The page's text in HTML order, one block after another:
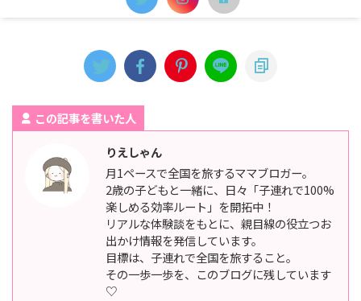
この記事を書いた人
りえしゃん
月1ペースで全国を旅するママブロガー。
2歳の子どもと一緒に、日々「子連れで100%
楽しめる効率ルート」を開拓中！
リアルな体験談をもとに、親目線の役立つお
出かけ情報を発信しています。
目標は、子連れで全国を旅すること。
その一歩一歩を、このブログに残しています
♡